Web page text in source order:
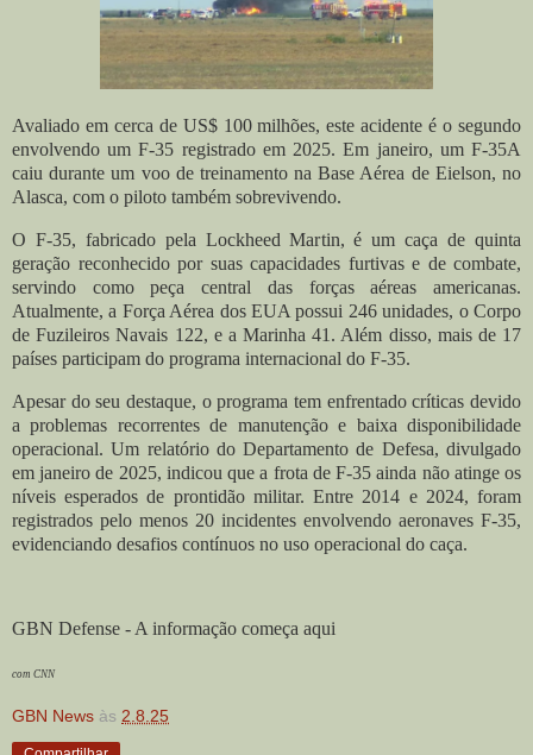
Avaliado em cerca de US$ 100 milhões, este acidente é o segundo
envolvendo um F-35 registrado em 2025. Em janeiro, um F-35A
caiu durante um voo de treinamento na Base Aérea de Eielson, no
Alasca, com o piloto também sobrevivendo.
O F-35, fabricado pela Lockheed Martin, é um caça de quinta
geração reconhecido por suas capacidades furtivas e de combate,
servindo como peça central das forças aéreas americanas.
Atualmente, a Força Aérea dos EUA possui 246 unidades, o Corpo
de Fuzileiros Navais 122, e a Marinha 41. Além disso, mais de 17
países participam do programa internacional do F-35.
Apesar do seu destaque, o programa tem enfrentado críticas devido
a problemas recorrentes de manutenção e baixa disponibilidade
operacional. Um relatório do Departamento de Defesa, divulgado
em janeiro de 2025, indicou que a frota de F-35 ainda não atinge os
níveis esperados de prontidão militar. Entre 2014 e 2024, foram
registrados pelo menos 20 incidentes envolvendo aeronaves F-35,
evidenciando desafios contínuos no uso operacional do caça.
GBN Defense - A informação começa aqui
com CNN
GBN News às 2.8.25